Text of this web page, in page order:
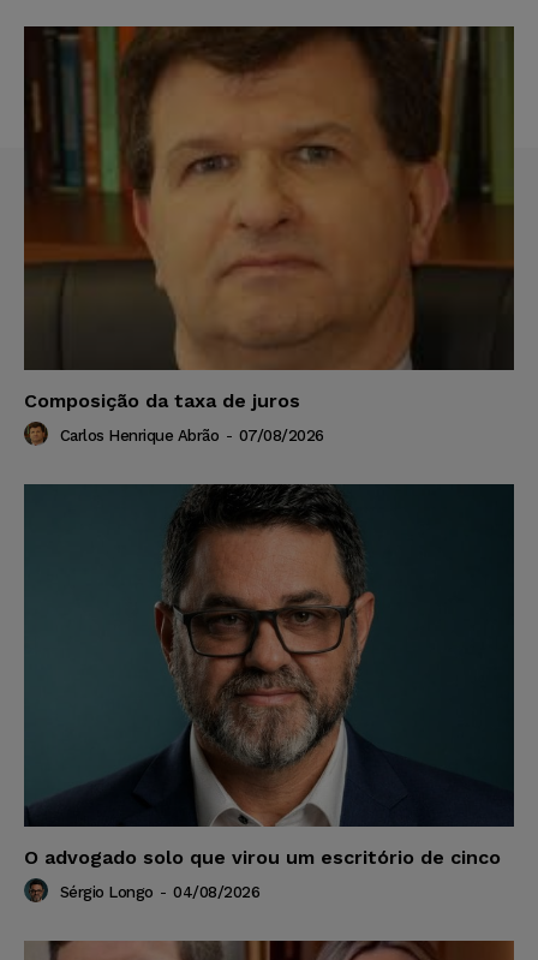
Composição da taxa de juros
Carlos Henrique Abrão - 07/08/2026
O advogado solo que virou um escritório de cinco
Sérgio Longo - 04/08/2026